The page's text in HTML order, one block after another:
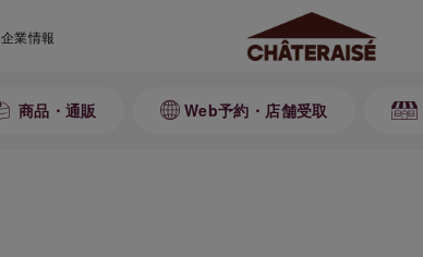
企業情報
商品・通販 Web予約・店舗受取